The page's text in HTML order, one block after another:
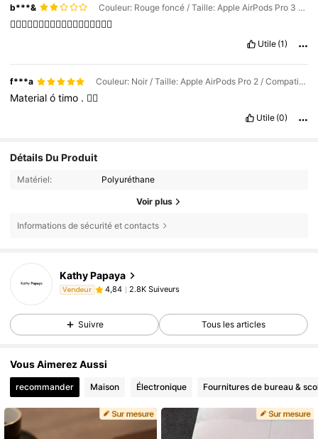
b***& Couleur: Rouge foncé / Taille: Apple AirPods Pro 3 / Compatibilité des téléphones portables: Apple
💁🏼‍♀️💁🏼‍♀️💁🏼‍♀️💁🏼‍♀️💁🏼‍♀️💁🏼‍♀️
Utile (1)
f***a Couleur: Noir / Taille: Apple AirPods Pro 2 / Compatibilité des téléphones portables: Apple
Materialótimo . 👍🏻
Utile (0)
Détails Du Produit
Matériel: Polyuréthane
Voir plus
Informations de sécurité et contacts
Kathy Papaya
Vendeur 4,84 2.8K Suiveurs
Suivre Tous les articles
Vous Aimerez Aussi
recommander Maison Électronique Fournitures de bureau &